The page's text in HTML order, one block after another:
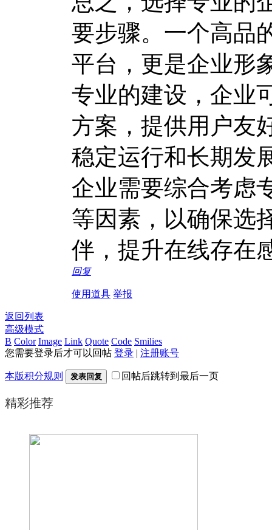
要步骤。一个高品
平台，更是企业形
专业的建设，企业
方案，提供用户友
稳定运行和长期发
企业需要综合考虑
等因素，以确保选
伴，提升在线存在
回复
使用道具 举报
返回列表
高级模式
B Color Image Link Quote Code Smilies
您需要登录后才可以回帖 登录 | 注册账号
本版积分规则 发表回复 回帖后跳转到最后一页
精彩推荐